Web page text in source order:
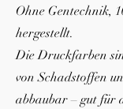
Ohne Gentechnik,
hergestellt.
Die Druckfarben
von Schadstoffen
abbaubar – gut für